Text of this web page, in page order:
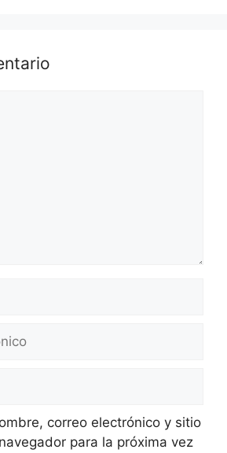
correo electrónico y sitio
para la próxima vez